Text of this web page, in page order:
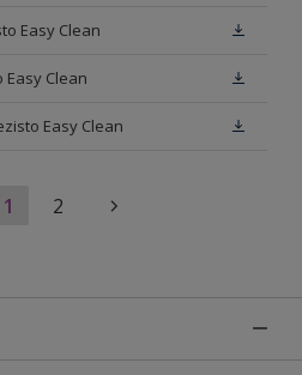
Easy Clean
Easy Clean
Easy Clean
1 2